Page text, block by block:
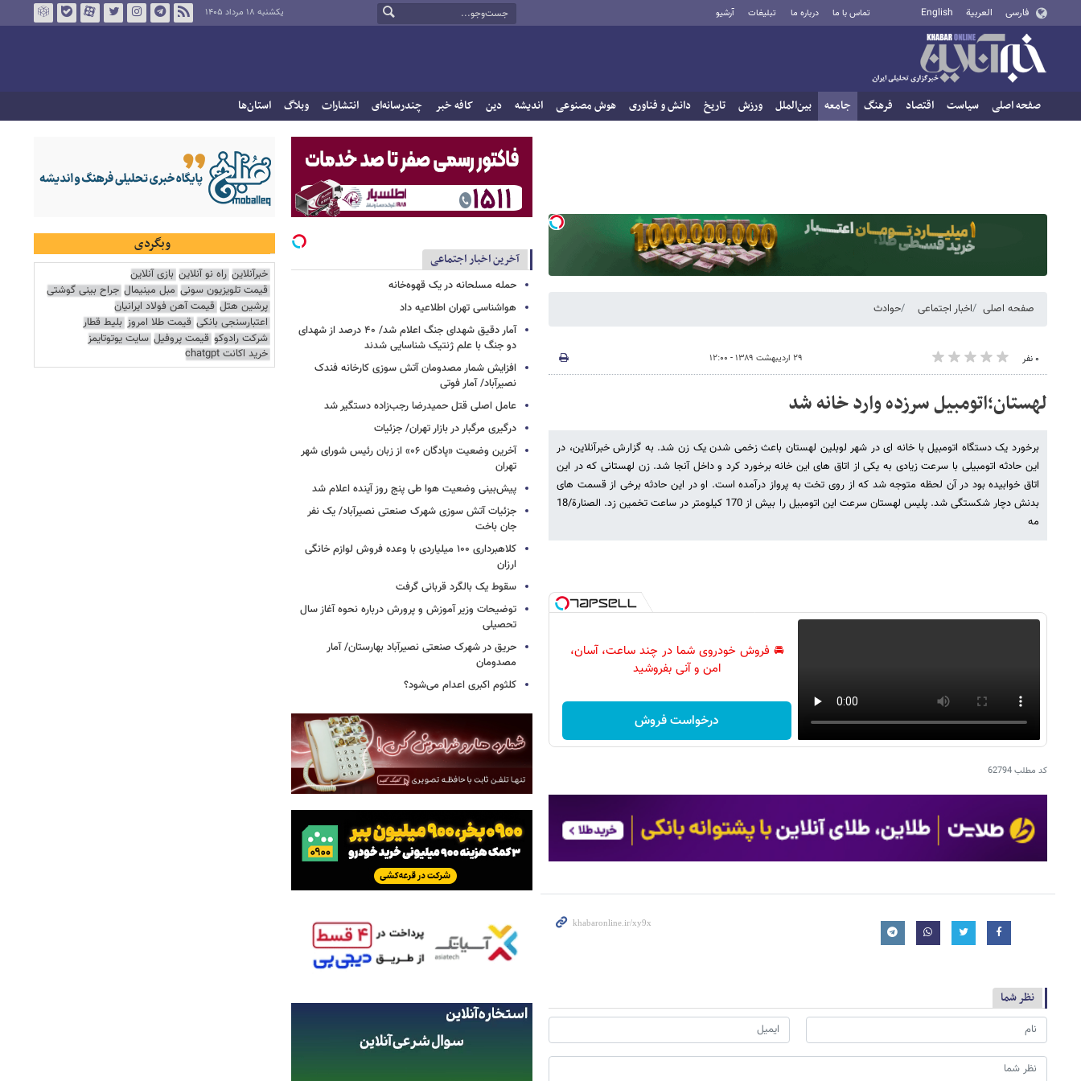
فارسی العربية English تماس با ما درباره ما تبلیغات آرشیو یکشنبه ۱۸ مرداد ۱۴۰۵
صفحه اصلی سیاست اقتصاد فرهنگ جامعه بین‌الملل ورزش تاریخ دانش و فناوری هوش مصنوعی اندیشه دین کافه خبر چندرسانه‌ای انتشارات وبلاگ استان‌ها
صفحه اصلی اخبار اجتماعی حوادث
۰ نفر ۲۹ اردیبهشت ۱۳۸۹ - ۱۲:۰۰
لهستان؛اتومبیل سرزده وارد خانه شد
برخورد یک دستگاه اتومبیل با خانه ای در شهر لوبلین لهستان باعث زخمی شدن یک زن شد. به گزارش خبرآنلاین، در
این حادثه اتومبیلی با سرعت زیادی به یکی از اتاق های این خانه برخورد کرد و داخل آنجا شد. زن لهستانی که در این
اتاق خوابیده بود در آن لحظه متوجه شد که از روی تخت به پرواز درآمده است. او در این حادثه برخی از قسمت های
بدنش دچار شکستگی شد. پلیس لهستان سرعت این اتومبیل را بیش از 170 کیلومتر در ساعت تخمین زد. الصنارة/18
مه
🚘 فروش خودروی شما در چند ساعت، آسان،
امن و آنی بفروشید
درخواست فروش
کد مطلب62794
نظر شما
آخرین اخبار اجتماعی
حمله مسلحانه در یک قهوه‌خانه
هواشناسی تهران اطلاعیه داد
آمار دقیق شهدای جنگ اعلام شد/ ۴۰ درصد از شهدای
دو جنگ با علم ژنتیک شناسایی شدند
افزایش شمار مصدومان آتش سوزی کارخانه فندک
نصیرآباد/ آمار فوتی
عامل اصلی قتل حمیدرضا رجب‌زاده دستگیر شد
درگیری مرگبار در بازار تهران/ جزئیات
آخرین وضعیت «پادگان ۰۶» از زبان رئیس شورای شهر
تهران
پیش‌بینی وضعیت هوا طی پنج روز آینده اعلام شد
جزئیات آتش سوزی شهرک صنعتی نصیرآباد/ یک نفر
جان باخت
کلاهبرداری ۱۰۰ میلیاردی با وعده فروش لوازم خانگی
ارزان
سقوط یک بالگرد قربانی گرفت
توضیحات وزیر آموزش و پرورش درباره نحوه آغاز سال
تحصیلی
حریق در شهرک صنعتی نصیرآباد بهارستان/ آمار
مصدومان
کلثوم اکبری اعدام می‌شود؟
وبگردی
خبرآنلاین راه نو آنلاین بازی آنلاین
قیمت تلویزیون سونی مبل مینیمال جراح بینی گوشتی
پرشین هتل قیمت آهن فولاد ایرانیان
اعتبارسنجی بانکی قیمت طلا امروز بلیط قطار
شرکت رادوکو قیمت پروفیل سایت یوتوتایمز
خرید اکانت chatgpt